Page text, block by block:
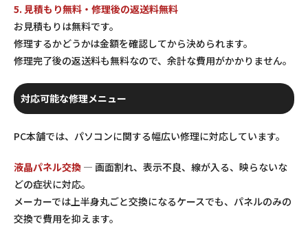
5. 見積もり無料・修理後の返送料無料
お見積もりは無料です。
修理するかどうかは金額を確認してから決められます。
修理完了後の返送料も無料なので、余計な費用がかかりません。
対応可能な修理メニュー
PC本舗では、パソコンに関する幅広い修理に対応しています。
液晶パネル交換 — 画面割れ、表示不良、線が入る、映らないな
どの症状に対応。
メーカーでは上半身丸ごと交換になるケースでも、パネルのみの
交換で費用を抑えます。